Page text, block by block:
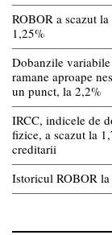
ROBOR a scazut
1,25%
Dobanzile
ramane aproape
un punct, la 2,2%
IRCC, indicele de
fizice, a scazut la
creditarii
Istoricul ROBOR